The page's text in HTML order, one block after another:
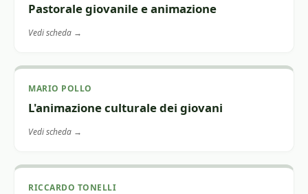
Pastorale giovanile e animazione
Vedi scheda →
MARIO POLLO
L'animazione culturale dei giovani
Vedi scheda →
RICCARDO TONELLI